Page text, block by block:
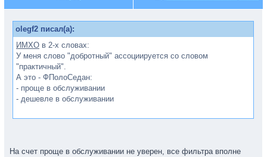
olegf2 писал(а):
ИМХО в 2-х словах:
У меня слово "добротный" ассоциируется со словом
"практичный".
А это - ФПолоСедан:
- проще в обслуживании
- дешевле в обслуживании
На счет проще в обслуживании не уверен, все фильтра вполне